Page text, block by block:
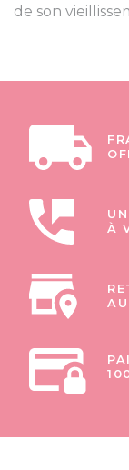
de son
À